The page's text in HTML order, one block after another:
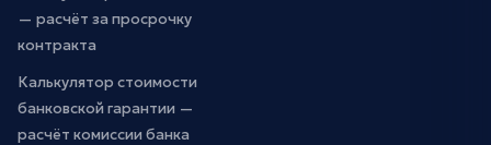
— расчёт за просрочку
контракта
Калькулятор стоимости
банковской гарантии —
расчёт комиссии банка